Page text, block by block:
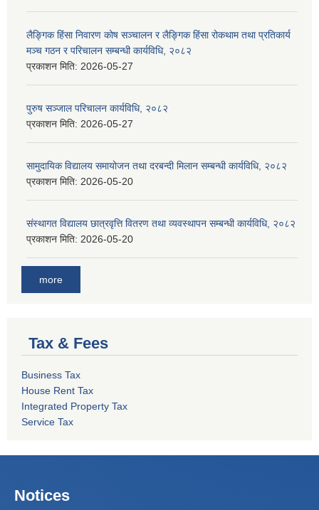
लैङ्गिक हिंसा निवारण कोष सञ्चालन र लैङ्गिक हिंसा रोकथाम तथा प्रतिकार्य
मञ्च गठन र परिचालन सम्बन्धी कार्यविधि, २०८२
प्रकाशन मिति: 2026-05-27
पुरुष सञ्जाल परिचालन कार्यविधि, २०८२
प्रकाशन मिति: 2026-05-27
सामुदायिक विद्यालय समायोजन तथा दरबन्दी मिलान सम्बन्धी कार्यविधि, २०८२
प्रकाशन मिति: 2026-05-20
संस्थागत विद्यालय छात्रवृत्ति वितरण तथा व्यवस्थापन सम्बन्धी कार्यविधि, २०८२
प्रकाशन मिति: 2026-05-20
more
Tax & Fees
Business Tax
House Rent Tax
Integrated Property Tax
Service Tax
Notices